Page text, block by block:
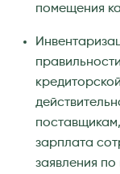
помещения
зарплата
заявления